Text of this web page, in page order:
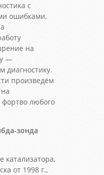
с
ошибками,
на
—
диагностику.
произведём
фортво любого
зонда
катализатора,
от 1998 г.,